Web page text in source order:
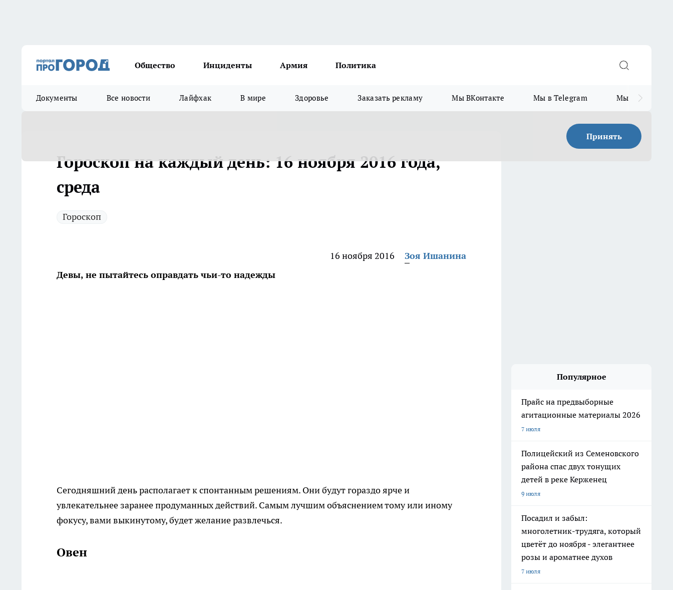
Общество Инциденты Армия Политика
Документы Все новости Лайфхак В мире Здоровье Заказать рекламу Мы ВКонтакте Мы в Telegram Мы в MAX
Принять
Гороскоп на каждый день: 16 ноября 2016 года,
среда
Гороскоп
16 ноября 2016
Зоя Ишанина
Девы, не пытайтесь оправдать чьи-то надежды
Сегодняшний день располагает к спонтанным решениям. Они будут гораздо ярче и
увлекательнее заранее продуманных действий. Самым лучшим объяснением тому или иному
фокусу, вами выкинутому, будет желание развлечься.
Овен
Популярное
Прайс на предвыборные
агитационные материалы 2026
7 июля
Полицейский из Семеновского
района спас двух тонущих
детей в реке Керженец
9 июля
Посадил и забыл:
многолетник-трудяга, который
цветёт до ноября - элегантнее
розы и ароматнее духов
7 июля